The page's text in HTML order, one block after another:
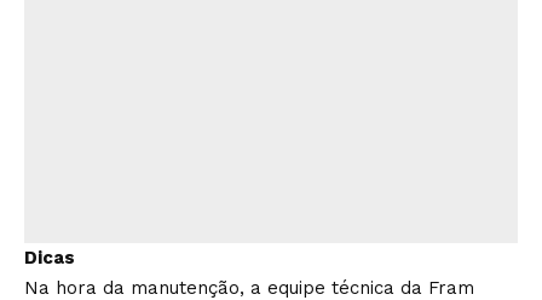
Dicas
Na hora da manutenção, a equipe técnica da Fram